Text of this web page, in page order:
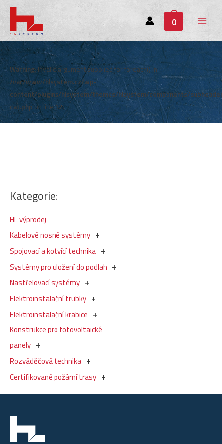
0
Main
Menu
Kategorie:
HL výprodej
Kabelové nosné systémy
Spojovací a kotvící technika
Systémy pro uložení do podlah
Nastřelovací systémy
Elektroinstalační trubky
Elektroinstalační krabice
Konstrukce pro fotovoltaické
panely
Rozváděčová technika
Certifikované požární trasy
Warning: Invalid argument supplied for foreach() in
/var/www/hlsystem.cz/wp-
content/plugins/hlsystem/themes/hlsystem/components/
cat.phpon line12